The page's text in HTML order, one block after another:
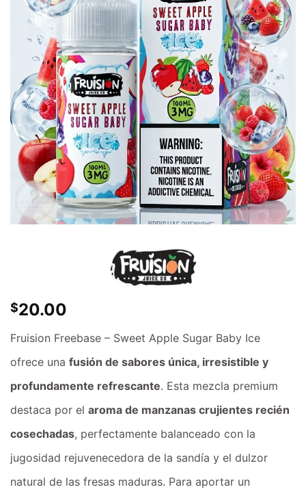
$20.00
Fruision Freebase – Sweet Apple Sugar Baby Ice
ofrece una fusión de sabores única, irresistible y
profundamente refrescante. Esta mezcla premium
destaca por el aroma de manzanas crujientes recién
cosechadas, perfectamente balanceado con la
jugosidad rejuvenecedora de la sandía y el dulzor
natural de las fresas maduras. Para aportar un